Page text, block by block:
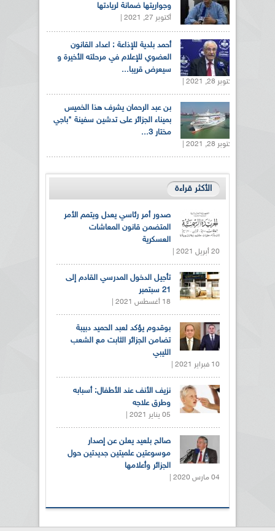
وجواريتها ضمانة لريادتها
أكتوبر 27, 2021 |
أحمد بلدية للإذاعة : اعداد القانون
العضوي للإعلام في مرحلته الأخيرة و
سيعرض قريبا...
أكتوبر 28, 2021 |
بن عبد الرحمان يشرف هذا الخميس
بميناء الجزائر على تدشين سفينة "باجي
مختار 3...
أكتوبر 28, 2021 |
الأكثر قراءة
صدور أمر رئاسي يعدل ويتمم الأمر
المتضمن قانون المعاشات
العسكرية
20 أبريل 2021 |
تأجيل الدخول المدرسي القادم إلى
21 سبتمبر
18 أغسطس 2021 |
بوقدوم يؤكد لعبد الحميد دبيبة
تضامن الجزائر الثابت مع الشعب
الليبي
10 فبراير 2021 |
نزيف الأنف عند الأطفال: أسبابه
وطرق علاجه
05 يناير 2021 |
صالح بلعيد يعلن عن إصدار
موسوعتين علميتين جديدتين حول
الجزائر وأعلامها
04 مارس 2020 |